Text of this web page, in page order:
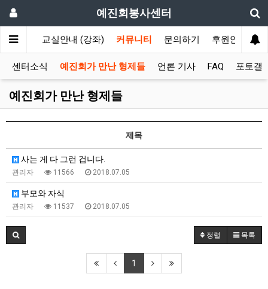
예진회봉사센터
장국) 교실안내 (강좌) 커뮤니티 문의하기 후원안내
센터소식 예진회가 만난 형제들 언론 기사 FAQ 포토갤
예진회가 만난 형제들
제목
사는 게 다 그런 겁니다.
관리자 11566 2018.07.05
부모와 자식
관리자 11537 2018.07.05
정렬 목록
1